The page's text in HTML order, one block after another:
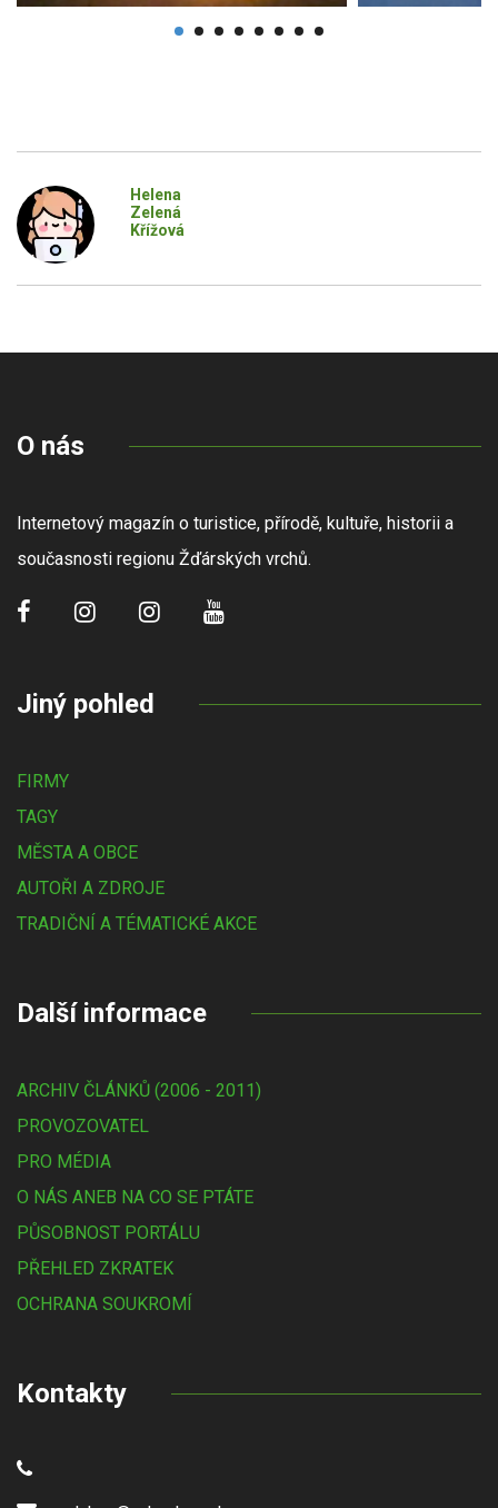
Helena
Zelená
Křížová
O nás
Internetový magazín o turistice, přírodě, kultuře, historii a
současnosti regionu Žďárských vrchů.
Jiný pohled
FIRMY
TAGY
MĚSTA A OBCE
AUTOŘI A ZDROJE
TRADIČNÍ A TÉMATICKÉ AKCE
Další informace
ARCHIV ČLÁNKŮ (2006 - 2011)
PROVOZOVATEL
PRO MÉDIA
O NÁS ANEB NA CO SE PTÁTE
PŮSOBNOST PORTÁLU
PŘEHLED ZKRATEK
OCHRANA SOUKROMÍ
Kontakty